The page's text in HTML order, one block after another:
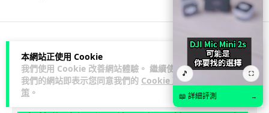
本網站正使用 Cookie
我們使用 Cookie 改善網站體驗。 繼續使用
我們的網站即表示您同意我們的 Cookie 政
策 。
商業科技 資訊保安
Lawton 1 日
🎵 ⛶
📖 詳細評測 →